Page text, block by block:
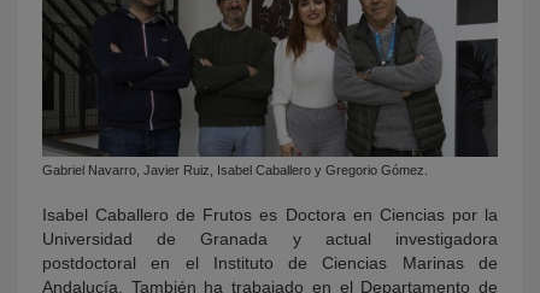
Gabriel Navarro, Javier Ruiz, Isabel Caballero y Gregorio Gómez.
Isabel Caballero de Frutos es Doctora en Ciencias por la
Universidad de Granada y actual investigadora
postdoctoral en el Instituto de Ciencias Marinas de
Andalucía. También ha trabajado en el Departamento de